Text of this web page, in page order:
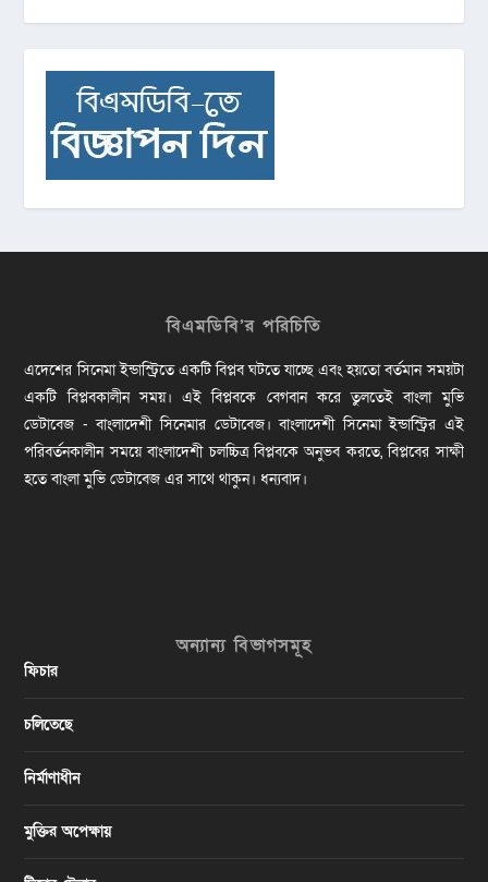
বিএমডিবি’র পরিচিতি
এদেশের সিনেমা ইন্ডাস্ট্রিতে একটি বিপ্লব ঘটতে যাচ্ছে এবং হয়তো বর্তমান সময়টা
একটি বিপ্লবকালীন সময়। এই বিপ্লবকে বেগবান করে তুলতেই বাংলা মুভি
ডেটাবেজ - বাংলাদেশী সিনেমার ডেটাবেজ। বাংলাদেশী সিনেমা ইন্ডাস্ট্রির এই
পরিবর্তনকালীন সময়ে বাংলাদেশী চলচ্চিত্র বিপ্লবকে অনুভব করতে, বিপ্লবের সাক্ষী
হতে বাংলা মুভি ডেটাবেজ এর সাথে থাকুন। ধন্যবাদ।
অন্যান্য বিভাগসমূহ
ফিচার
চলিতেছে
নির্মাণাধীন
মুক্তির অপেক্ষায়